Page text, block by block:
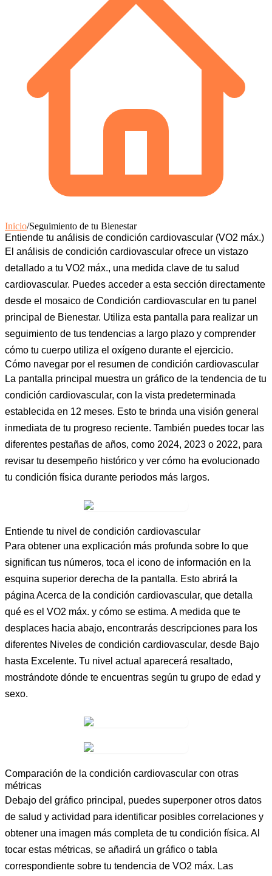
Inicio/Seguimiento de tu Bienestar
Entiende tu análisis de condición cardiovascular (VO2 máx.)
El análisis de condición cardiovascular ofrece un vistazo
detallado a tu VO2 máx., una medida clave de tu salud
cardiovascular. Puedes acceder a esta sección directamente
desde el mosaico de Condición cardiovascular en tu panel
principal de Bienestar. Utiliza esta pantalla para realizar un
seguimiento de tus tendencias a largo plazo y comprender
cómo tu cuerpo utiliza el oxígeno durante el ejercicio.
Cómo navegar por el resumen de condición cardiovascular
La pantalla principal muestra un gráfico de la tendencia de tu
condición cardiovascular, con la vista predeterminada
establecida en 12 meses. Esto te brinda una visión general
inmediata de tu progreso reciente. También puedes tocar las
diferentes pestañas de años, como 2024, 2023 o 2022, para
revisar tu desempeño histórico y ver cómo ha evolucionado
tu condición física durante periodos más largos.
Entiende tu nivel de condición cardiovascular
Para obtener una explicación más profunda sobre lo que
significan tus números, toca el icono de información en la
esquina superior derecha de la pantalla. Esto abrirá la
página Acerca de la condición cardiovascular, que detalla
qué es el VO2 máx. y cómo se estima. A medida que te
desplaces hacia abajo, encontrarás descripciones para los
diferentes Niveles de condición cardiovascular, desde Bajo
hasta Excelente. Tu nivel actual aparecerá resaltado,
mostrándote dónde te encuentras según tu grupo de edad y
sexo.
Comparación de la condición cardiovascular con otras
métricas
Debajo del gráfico principal, puedes superponer otros datos
de salud y actividad para identificar posibles correlaciones y
obtener una imagen más completa de tu condición física. Al
tocar estas métricas, se añadirá un gráfico o tabla
correspondiente sobre tu tendencia de VO2 máx. Las